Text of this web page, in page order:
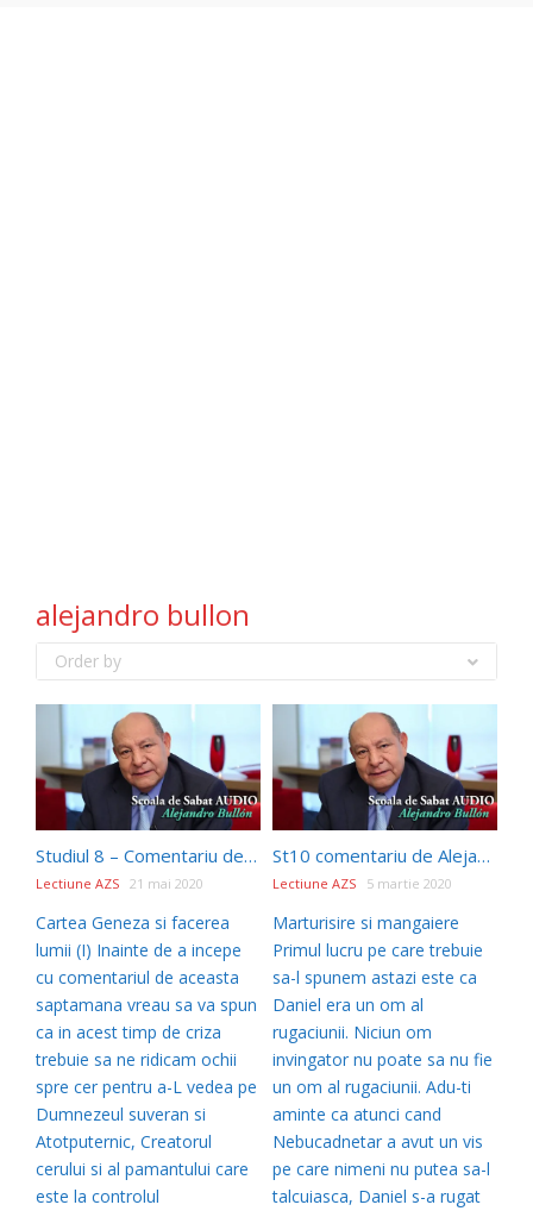
alejandro bullon
Order by
Studiul 8 – Comentariu de Alejandro Bullon
Lectiune AZS 21 mai 2020
Cartea Geneza si facerea
lumii (I) Inainte de a incepe
cu comentariul de aceasta
saptamana vreau sa va spun
ca in acest timp de criza
trebuie sa ne ridicam ochii
spre cer pentru a-L vedea pe
Dumnezeul suveran si
Atotputernic, Creatorul
cerului si al pamantului care
este la controlul
St10 comentariu de Alejandro Bullon –
Lectiune AZS 5 martie 2020
Marturisire si mangaiere
Primul lucru pe care trebuie
sa-l spunem astazi este ca
Daniel era un om al
rugaciunii. Niciun om
invingator nu poate sa nu fie
un om al rugaciunii. Adu-ti
aminte ca atunci cand
Nebucadnetar a avut un vis
pe care nimeni nu putea sa-l
talcuiasca, Daniel s-a rugat